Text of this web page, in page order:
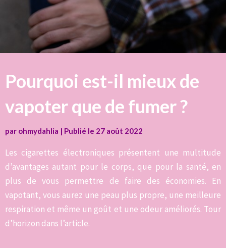
Pourquoi est-il mieux de
vapoter que de fumer ?
par ohmydahlia | Publié le 27 août 2022
Les cigarettes électroniques présentent une multitude
d’avantages autant pour le corps, que pour la santé, en
plus de vous permettre de faire des économies. En
vapotant, vous aurez une peau plus propre, une meilleure
respiration et même un goût et une odeur améliorés. Tour
d’horizon dans l’article.